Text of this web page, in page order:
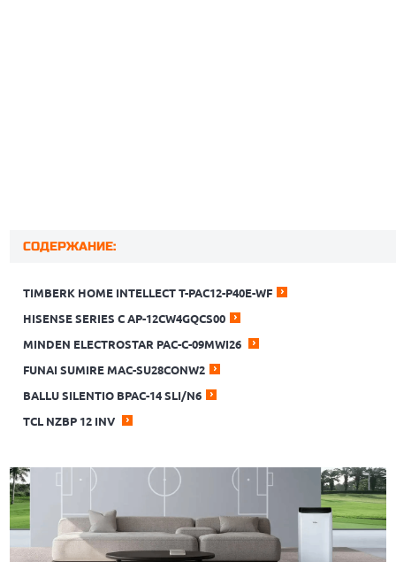
СОДЕРЖАНИЕ:
TIMBERK HOME INTELLECT T-PAC12-P40E-WF
HISENSE SERIES С AP-12CW4GQCS00
MINDEN ELECTROSTAR PAC-C-09MWI26
FUNAI SUMIRE MAC-SU28CONW2
BALLU SILENTIO BPAC-14 SLI/N6
TCL NZBP 12 INV